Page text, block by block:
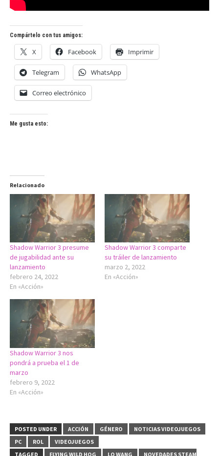
Compártelo con tus amigos:
X Facebook Imprimir
Telegram WhatsApp
Correo electrónico
Me gusta esto:
Relacionado
Shadow Warrior 3 presume
de jugabilidad ante su
lanzamiento
febrero 24, 2022
En «Acción»
Shadow Warrior 3 comparte
su tráiler de lanzamiento
marzo 2, 2022
En «Acción»
Shadow Warrior 3 nos
pondrá a prueba el 1 de
marzo
febrero 9, 2022
En «Acción»
POSTED UNDER ACCIÓN GÉNERO
NOTICIAS VIDEOJUEGOS
PC
ROL
VIDEOJUEGOS
TAGGED
FLYING WILD HOG LO WANG
NOVEDADES STEAM